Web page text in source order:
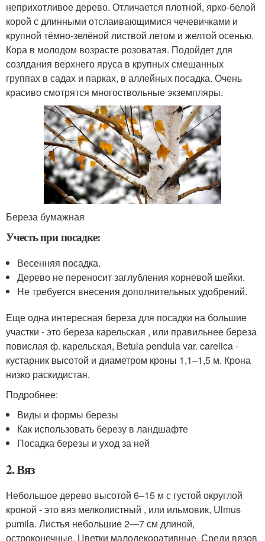
неприхотливое дерево. Отличается плотной, ярко-белой
корой с длинными отслаивающимися чечевичками и
крупной тёмно-зелёной листвой летом и желтой осенью.
Кора в молодом возрасте розоватая. Подойдет для
созлдания верхнего яруса в крупных смешанных
группах в садах и парках, в аллейных посадка. Очень
красиво смотрятся многоствольные экземпляры.
Береза бумажная
Учесть при посадке:
Весенняя посадка.
Дерево не переносит заглубления корневой шейки.
Не требуется внесения дополнительных удобрений.
Еще одна интересная береза для посадки на большие
участки - это береза карельская , или правильнее береза
повислая ф. карельская, Betula pendula var. carelica -
кустарник высотой и диаметром кроны 1,1–1,5 м. Крона
низко раскидистая.
Подробнее:
Виды и формы березы
Как использовать березу в ландшафте
Посадка березы и уход за ней
2. Вяз
Небольшое дерево высотой 6–15 м с густой округлой
кроной - это вяз мелколистный , или ильмовик, Ulmus
pumila. Листья небольшие 2—7 см длиной,
остроконечные. Цветки малодекоративные. Среди вязов